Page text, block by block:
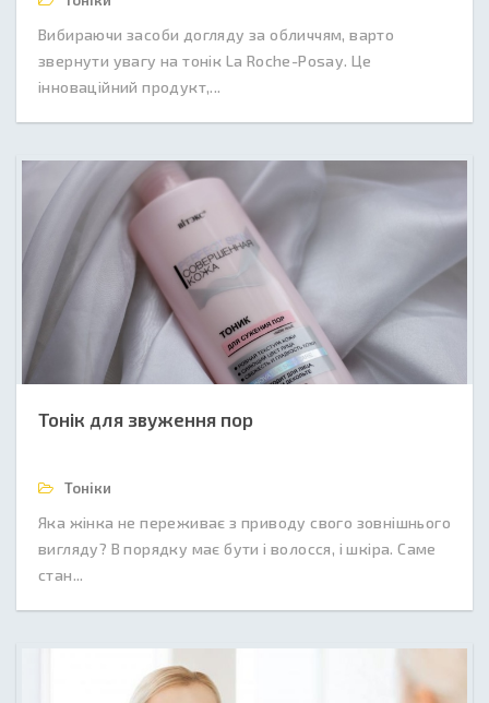
Вибираючи засоби догляду за обличчям, варто
звернути увагу на тонік La Roche-Posay. Це
інноваційний продукт,...
Тонік для звуження пор
Тоніки
Яка жінка не переживає з приводу свого зовнішнього
вигляду? В порядку має бути і волосся, і шкіра. Саме
стан...